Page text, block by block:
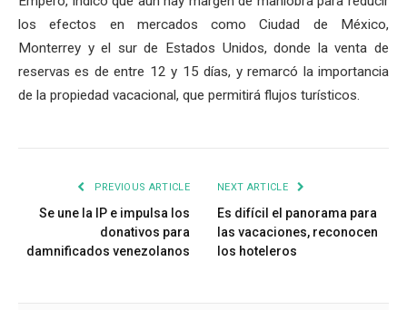
los efectos en mercados como Ciudad de México,
Monterrey y el sur de Estados Unidos, donde la venta de
reservas es de entre 12 y 15 días, y remarcó la importancia
de la propiedad vacacional, que permitirá flujos turísticos.
PREVIOUS ARTICLE
Se une la IP e impulsa los
donativos para
damnificados venezolanos
NEXT ARTICLE
Es difícil el panorama para
las vacaciones, reconocen
los hoteleros